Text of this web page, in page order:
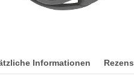
Informationen